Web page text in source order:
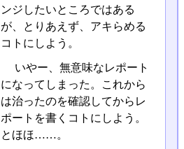
ンジしたいところではある
が、とりあえず、アキらめる
コトにしよう。
いやー、無意味なレポート
になってしまった。これから
は治ったのを確認してからレ
ポートを書くコトにしよう。
とほほ……。